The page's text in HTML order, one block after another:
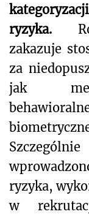
ryzyka.
zakazuje
za
jak
ryzyka,
w